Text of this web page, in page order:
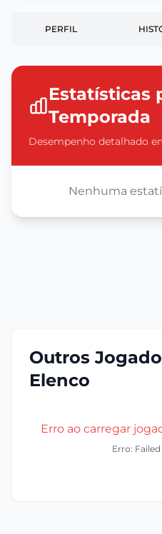
PERFIL
Estatísticas
Temporada
Desempenho detalhado
Nenhuma
Outros
Elenco
Erro ao carregar
Erro: